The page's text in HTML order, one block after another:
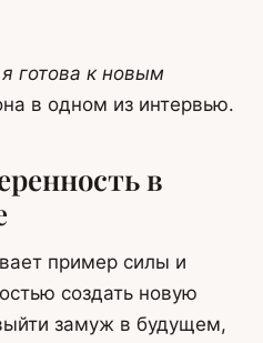
готова к новым
в одном из интервью.
в
пример силы и
создать новую
замуж в будущем,